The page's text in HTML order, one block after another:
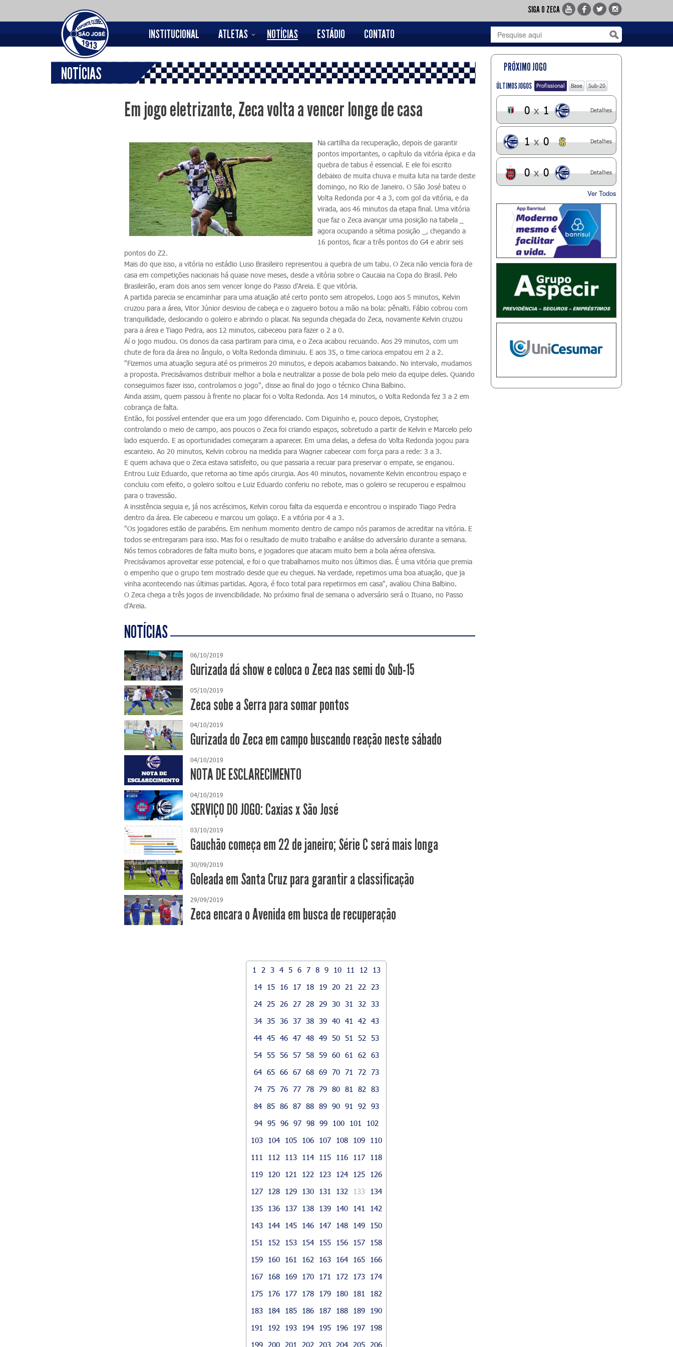
SIGA O ZECA
INSTITUCIONAL ATLETAS NOTÍCIAS ESTÁDIO CONTATO
NOTÍCIAS
Em jogo eletrizante, Zeca volta a vencer longe de casa
Na cartilha da recuperação, depois de garantir
pontos importantes, o capítulo da vitória épica e da
quebra de tabus é essencial. E ele foi escrito
debaixo de muita chuva e muita luta na tarde deste
domingo, no Rio de Janeiro. O São José bateu o
Volta Redonda por 4 a 3, com gol da vitória, e da
virada, aos 46 minutos da etapa final. Uma vitória
que faz o Zeca avançar uma posição na tabela _
agora ocupando a sétima posição _, chegando a
16 pontos, ficar a três pontos do G4 e abrir seis
pontos do Z2.
Mais do que isso, a vitória no estádio Luso Brasileiro representou a quebra de um tabu. O Zeca não vencia fora de
casa em competições nacionais há quase nove meses, desde a vitória sobre o Caucaia na Copa do Brasil. Pelo
Brasileirão, eram dois anos sem vencer longe do Passo d'Areia. E que vitória.
A partida parecia se encaminhar para uma atuação até certo ponto sem atropelos. Logo aos 5 minutos, Kelvin
cruzou para a área, Vitor Júnior desviou de cabeça e o zagueiro botou a mão na bola: pênalti. Fábio cobrou com
tranquilidade, deslocando o goleiro e abrindo o placar. Na segunda chegada do Zeca, novamente Kelvin cruzou
para a área e Tiago Pedra, aos 12 minutos, cabeceou para fazer o 2 a 0.
Aí o jogo mudou. Os donos da casa partiram para cima, e o Zeca acabou recuando. Aos 29 minutos, com um
chute de fora da área no ângulo, o Volta Redonda diminuiu. E aos 35, o time carioca empatou em 2 a 2.
"Fizemos uma atuação segura até os primeiros 20 minutos, e depois acabamos baixando. No intervalo, mudamos
a proposta. Precisávamos distribuir melhor a bola e neutralizar a posse de bola pelo meio da equipe deles. Quando
conseguimos fazer isso, controlamos o jogo", disse ao final do jogo o técnico China Balbino.
Ainda assim, quem passou à frente no placar foi o Volta Redonda. Aos 14 minutos, o Volta Redonda fez 3 a 2 em
cobrança de falta.
Então, foi possível entender que era um jogo diferenciado. Com Diguinho e, pouco depois, Crystopher,
controlando o meio de campo, aos poucos o Zeca foi criando espaços, sobretudo a partir de Kelvin e Marcelo pelo
lado esquerdo. E as oportunidades começaram a aparecer. Em uma delas, a defesa do Volta Redonda jogou para
escanteio. Ao 20 minutos, Kelvin cobrou na medida para Wagner cabecear com força para a rede: 3 a 3.
E quem achava que o Zeca estava satisfeito, ou que passaria a recuar para preservar o empate, se enganou.
Entrou Luiz Eduardo, que retorna ao time após cirurgia. Aos 40 minutos, novamente Kelvin encontrou espaço e
concluiu com efeito, o goleiro soltou e Luiz Eduardo conferiu no rebote, mas o goleiro se recuperou e espalmou
para o travessão.
A insistência seguia e, já nos acréscimos, Kelvin corou falta da esquerda e encontrou o inspirado Tiago Pedra
dentro da área. Ele cabeceou e marcou um golaço. E a vitória por 4 a 3.
"Os jogadores estão de parabéns. Em nenhum momento dentro de campo nós paramos de acreditar na vitória. E
todos se entregaram para isso. Mas foi o resultado de muito trabalho e análise do adversário durante a semana.
Nós temos cobradores de falta muito bons, e jogadores que atacam muito bem a bola aérea ofensiva.
Precisávamos aproveitar esse potencial, e foi o que trabalhamos muito nos últimos dias. É uma vitória que premia
o empenho que o grupo tem mostrado desde que eu cheguei. Na verdade, repetimos uma boa atuação, que ja
vinha acontecendo nas últimas partidas. Agora, é foco total para repetirmos em casa", avaliou China Balbino.
O Zeca chega a três jogos de invencibilidade. No próximo final de semana o adversário será o Ituano, no Passo
d'Areia.
NOTÍCIAS
06/10/2019
Gurizada dá show e coloca o Zeca nas semi do Sub-15
05/10/2019
Zeca sobe a Serra para somar pontos
04/10/2019
Gurizada do Zeca em campo buscando reação neste sábado
04/10/2019
NOTA DE ESCLARECIMENTO
04/10/2019
SERVIÇO DO JOGO: Caxias x São José
03/10/2019
Gauchão começa em 22 de janeiro; Série C será mais longa
30/09/2019
Goleada em Santa Cruz para garantir a classificação
29/09/2019
Zeca encara o Avenida em busca de recuperação
1 2 3 4 5 6 7 8 9 10 11 12
13
14
15 16 17 18 19 20 21 22
23
24
25 26 27 28 29 30 31 32
33
34 35 36 37 38 39 40 41 42
43
44 45 46 47 48 49 50 51 52
53
54 55 56 57 58 59 60 61 62
63
64 65 66 67 68 69 70 71 72
73
74 75 76 77 78 79 80 81 82
83
84 85 86 87 88 89 90 91 92
93
94 95 96 97 98 99 100 101
102
103
104 105 106 107 108 109
110
111
112 113 114 115 116 117
118
119
120 121 122 123 124 125
126
127
128 129 130 131 132 133
134
135
136 137 138 139 140 141
142
143
144 145 146 147 148 149
150
151
152 153 154 155 156 157
158
159
160 161 162 163 164 165
166
167
168 169 170 171 172 173
174
175
176 177 178 179 180 181
182
183
184 185 186 187 188 189
190
191
192 193 194 195 196 197
198
199
200 201 202 203 204 205
206
PRÓXIMO JOGO
ÚLTIMOS JOGOS Profissional Base Sub-20
0 x 1 Detalhes
1 x 0 Detalhes
0 x 0 Detalhes
Ver Todos